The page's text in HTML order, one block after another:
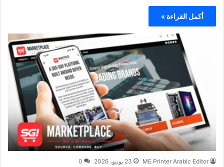
أكمل القراءة »
ME Printer Arabic Editor 23 يونيو، 2026 0